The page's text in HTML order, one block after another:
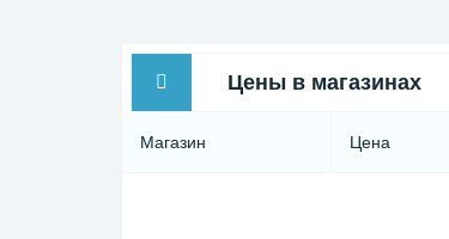
Цены в магазинах
Магазин Цена